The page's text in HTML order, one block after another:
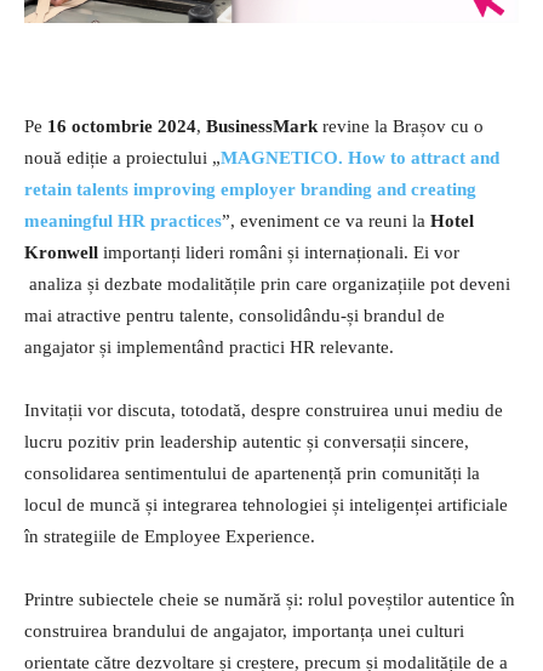
Pe 16 octombrie 2024, BusinessMarkrevine la Brașov cu o
nouă ediție a proiectului „MAGNETICO. How to attract and
retain talents improving employer branding and creating
meaningful HR practices”, eveniment ce va reuni la Hotel
Kronwell importanți lideri români și internaționali. Ei vor
analiza și dezbate modalitățile prin care organizațiile pot deveni
mai atractive pentru talente, consolidându-și brandul de
angajator și implementând practici HR relevante.
Invitații vor discuta, totodată, despre construirea unui mediu de
lucru pozitiv prin leadership autentic și conversații sincere,
consolidarea sentimentului de apartenență prin comunități la
locul de muncă și integrarea tehnologiei și inteligenței artificiale
în strategiile de Employee Experience.
Printre subiectele cheie se numără și: rolul poveștilor autentice în
construirea brandului de angajator, importanța unei culturi
orientate către dezvoltare și creștere, precum și modalitățile de a